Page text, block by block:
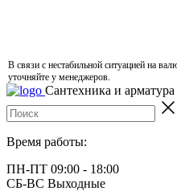
В связи с нестабильной ситуацией на
уточняйте у менеджеров.
Сантехника и
Время работы:
ПН-ПТ 09:00 - 18:00
СБ-ВС Выходные